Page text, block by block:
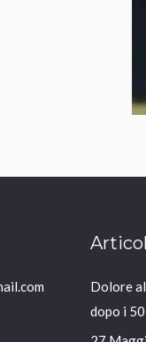
Dolore
dopo i